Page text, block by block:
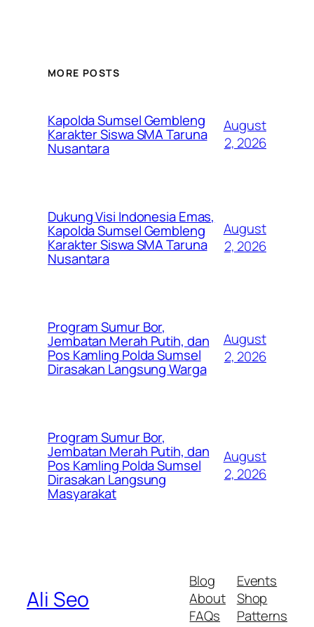
MORE POSTS
Kapolda Sumsel Gembleng
Karakter Siswa SMA Taruna
Nusantara
August
2, 2026
Dukung Visi Indonesia Emas,
Kapolda Sumsel Gembleng
Karakter Siswa SMA Taruna
Nusantara
August
2, 2026
Program Sumur Bor,
Jembatan Merah Putih, dan
Pos Kamling Polda Sumsel
Dirasakan Langsung Warga
August
2, 2026
Program Sumur Bor,
Jembatan Merah Putih, dan
Pos Kamling Polda Sumsel
Dirasakan Langsung
Masyarakat
August
2, 2026
Ali Seo
Blog
About
FAQs
Events
Shop
Patterns